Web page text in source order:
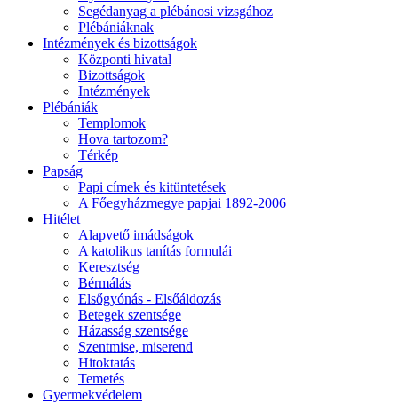
Segédanyag a plébánosi vizsgához
Plébániáknak
Intézmények és bizottságok
Központi hivatal
Bizottságok
Intézmények
Plébániák
Templomok
Hova tartozom?
Térkép
Papság
Papi címek és kitüntetések
A Főegyházmegye papjai 1892-2006
Hitélet
Alapvető imádságok
A katolikus tanítás formulái
Keresztség
Bérmálás
Elsőgyónás - Elsőáldozás
Betegek szentsége
Házasság szentsége
Szentmise, miserend
Hitoktatás
Temetés
Gyermekvédelem